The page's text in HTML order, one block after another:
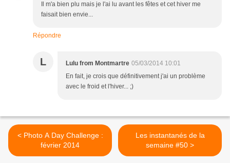
Il m'a bien plu mais je l'ai lu avant les fêtes et cet hiver me
faisait bien envie...
Répondre
L Lulu from Montmartre 05/03/2014 10:01
En fait, je crois que définitivement j'ai un problème
avec le froid et l'hiver... ;)
< Photo A Day Challenge :
février 2014
Les instantanés de la
semaine #50 >